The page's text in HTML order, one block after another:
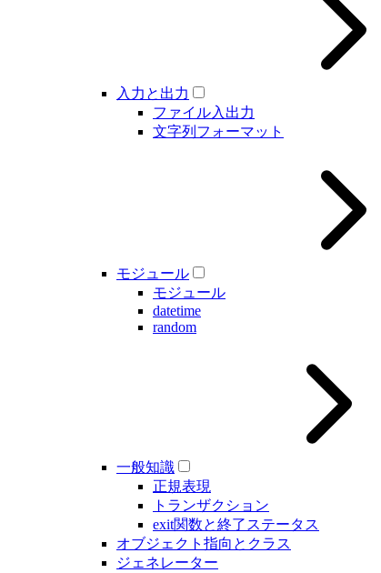
入力と出力
ファイル入出力
文字列フォーマット
モジュール
モジュール
datetime
random
一般知識
正規表現
トランザクション
exit関数と終了ステータス
オブジェクト指向とクラス
ジェネレーター